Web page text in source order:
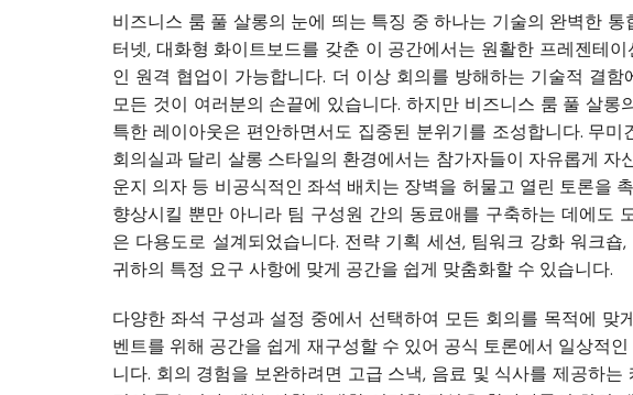
비즈니스 룸 풀 살롱의 눈에 띄는 특징 중 하나는 기술의 완벽한
터넷, 대화형 화이트보드를 갖춘 이 공간에서는 원활한 프레젠테
인 원격 협업이 가능합니다. 더 이상 회의를 방해하는 기술적 결
모든 것이 여러분의 손끝에 있습니다. 하지만 비즈니스 룸 풀 살롱
특한 레이아웃은 편안하면서도 집중된 분위기를 조성합니다. 무
회의실과 달리 살롱 스타일의 환경에서는 참가자들이 자유롭게 자
운지 의자 등 비공식적인 좌석 배치는 장벽을 허물고 열린 토론을
향상시킬 뿐만 아니라 팀 구성원 간의 동료애를 구축하는 데에도
은 다용도로 설계되었습니다. 전략 기획 세션, 팀워크 강화 워크
귀하의 특정 요구 사항에 맞게 공간을 쉽게 맞춤화할 수 있습니다.
다양한 좌석 구성과 설정 중에서 선택하여 모든 회의를 목적에 맞
벤트를 위해 공간을 쉽게 재구성할 수 있어 공식 토론에서 일상적
니다. 회의 경험을 보완하려면 고급 스낵, 음료 및 식사를 제공하는